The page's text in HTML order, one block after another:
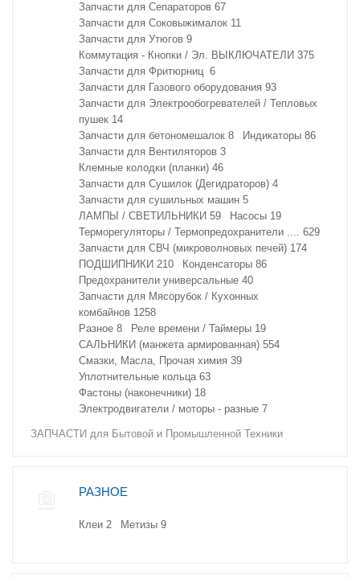
Запчасти для Сепараторов 67
Запчасти для Соковыжималок 11
Запчасти для Утюгов 9
Коммутация - Кнопки / Эл. ВЫКЛЮЧАТЕЛИ 375
Запчасти для Фритюрниц 6
Запчасти для Газового оборудования 93
Запчасти для Электрообогревателей / Тепловых
пушек 14
Запчасти для бетономешалок 8 Индикаторы 86
Запчасти для Вентиляторов 3
Клемные колодки (планки) 46
Запчасти для Сушилок (Дегидраторов) 4
Запчасти для сушильных машин 5
ЛАМПЫ / СВЕТИЛЬНИКИ 59 Насосы 19
Терморегуляторы / Термопредохранители .... 629
Запчасти для СВЧ (микроволновых печей) 174
ПОДШИПНИКИ 210 Конденсаторы 86
Предохранители универсальные 40
Запчасти для Мясорубок / Кухонных
комбайнов 1258
Разное 8 Реле времени / Таймеры 19
САЛЬНИКИ (манжета армированная) 554
Смазки, Масла, Прочая химия 39
Уплотнительные кольца 63
Фастоны (наконечники) 18
Электродвигатели / моторы - разные 7
ЗАПЧАСТИ для Бытовой и Промышленной Техники
РАЗНОЕ
Клеи 2 Метизы 9